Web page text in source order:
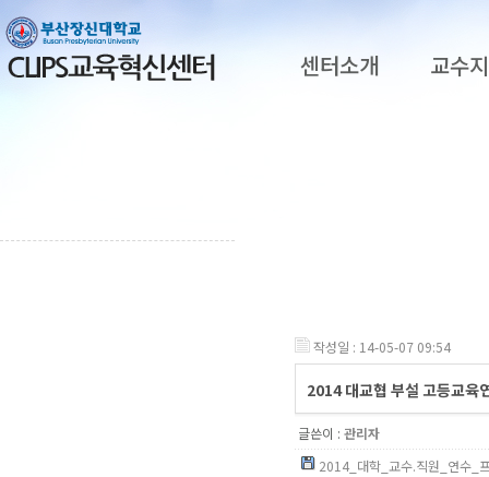
센터소개 교수
작성일 : 14-05-07 09:54
2014 대교협 부설 고등교육
글쓴이 : 관리자
2014_대학_교수.직원_연수_